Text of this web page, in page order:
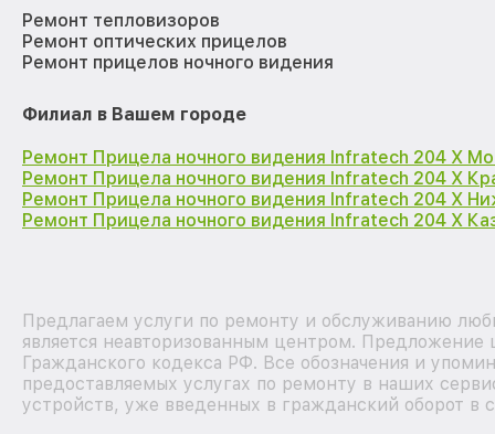
Ремонт тепловизоров
Ремонт оптических прицелов
Ремонт прицелов ночного видения
Филиал в Вашем городе
Ремонт Прицела ночного видения Infratech 204 Х
Ремонт Прицела ночного видения Infratech 204 Х
Ремонт Прицела ночного видения Infratech 204 Х
Ремонт Прицела ночного видения Infratech 204 Х
Предлагаем услуги по ремонту и обслуживанию
является неавторизованным центром.
Гражданского кодекса РФ. Все обозначения и
предоставляемых услугах по ремонту в наших
устройств, уже введенных в гражданский оборот в